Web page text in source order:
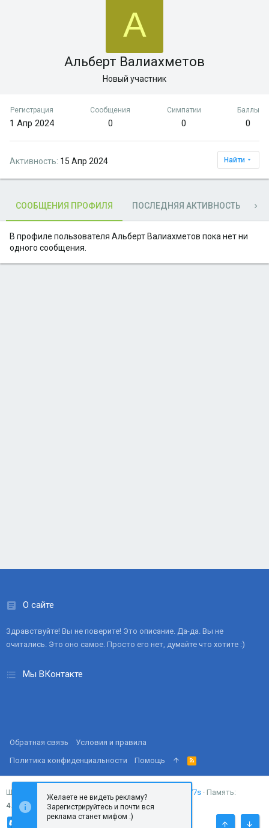
А
Альберт Валиахметов
Новый участник
Регистрация
1 Апр 2024
Сообщения
0
Симпатии
0
Баллы
0
Активность 15 Апр 2024 Найти
СООБЩЕНИЯ ПРОФИЛЯ ПОСЛЕДНЯЯ АКТИВНОСТЬ
В профиле пользователя Альберт Валиахметов пока нет ни
одного сообщения.
О сайте
Здравствуйте! Вы не поверите! Это описание. Да-да. Вы не
очитались. Это оно самое. Просто его нет, думайте что хотите :)
Мы ВКонтакте
Обратная связь
Условия и правила
Политика конфиденциальности
Помощь
R
S
S
Ширина 0.0277s
Память
4.37MB
Желаете не видеть рекламу?
Зарегистрируйтесь и почти вся
реклама станет мифом :)